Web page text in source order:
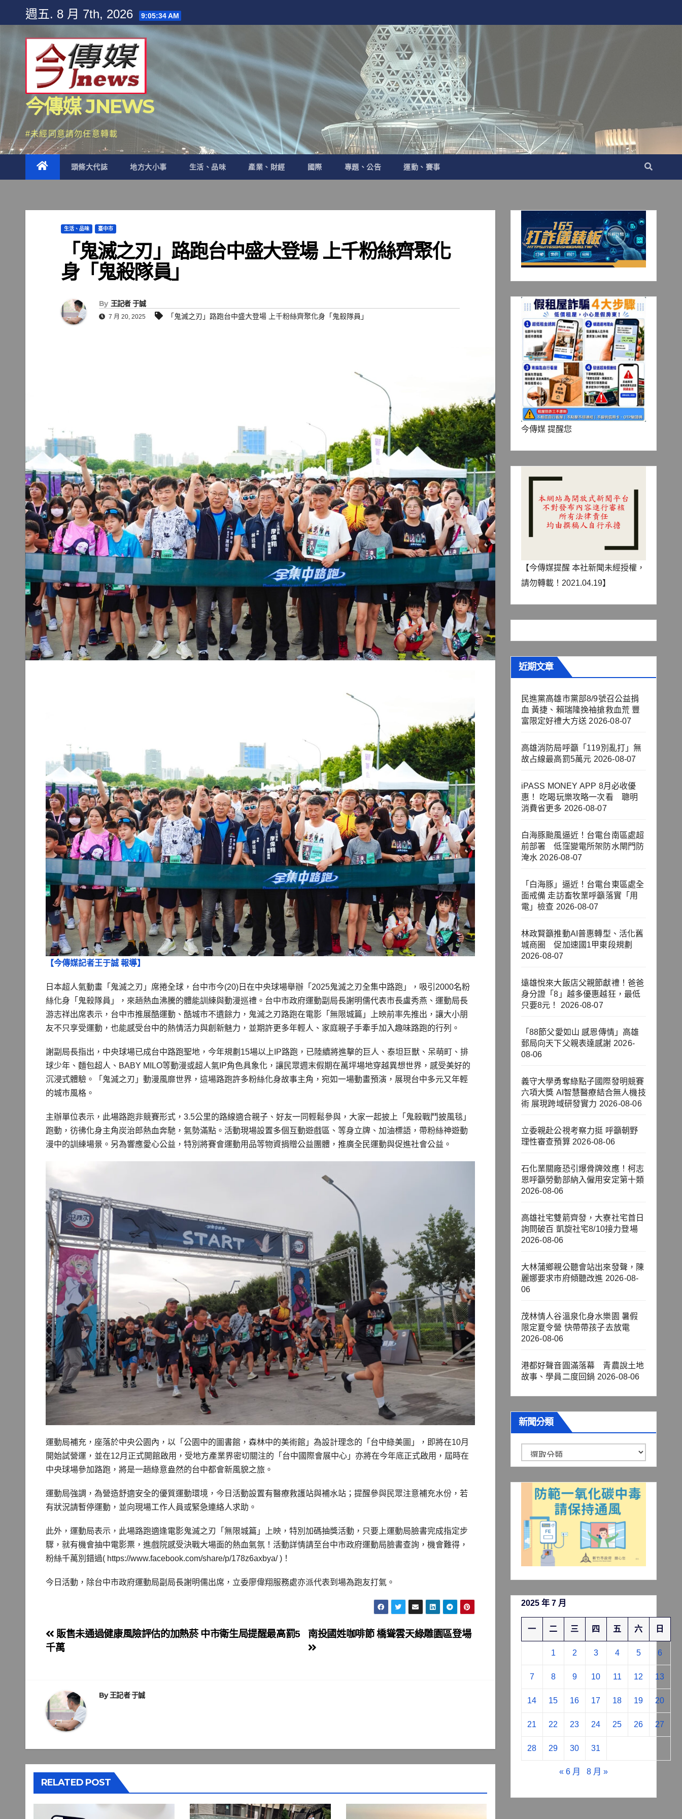
content
週五. 8 月 7th, 2026 9:05:36 AM
今傳媒 JNEWS
#未經同意請勿任意轉載
頭條大代誌 地方大小事 生活、品味 產業、財經 國際 專題、公告 運動、賽事
生活、品味 臺中市
「鬼滅之刃」路跑台中盛大登場 上千粉絲齊聚化
身「鬼殺隊員」
By 王記者 于誠
7 月 20, 2025 「鬼滅之刃」路跑台中盛大登場 上千粉絲齊聚化身「鬼殺隊員」
【今傳媒記者王于誠 報導】
日本超人氣動畫「鬼滅之刃」席捲全球，台中市今(20)日在中央球場舉辦「2025鬼滅之刃全集中路跑」，吸引2000名粉
絲化身「鬼殺隊員」，來趟熱血沸騰的體能訓練與動漫巡禮。台中市政府運動副局長謝明儒代表市長盧秀燕、運動局長
游志祥出席表示，台中市推展酷運動、酷城市不遺餘力，鬼滅之刃路跑在電影「無限城篇」上映前率先推出，讓大小朋
友不只享受運動，也能感受台中的熱情活力與創新魅力，並期許更多年輕人、家庭親子手牽手加入趣味路跑的行列。
謝副局長指出，中央球場已成台中路跑聖地，今年規劃15場以上IP路跑，已陸續將進擊的巨人、泰坦巨獸、呆萌町、排
球少年、麵包超人、BABY MILO等動漫或超人氣IP角色具象化，讓民眾週末假期在萬坪場地穿越異想世界，感受美好的
沉浸式體驗。「鬼滅之刃」動漫風靡世界，這場路跑許多粉絲化身故事主角，宛如一場動畫預演，展現台中多元又年輕
的城市風格。
主辦單位表示，此場路跑非競賽形式，3.5公里的路線適合親子、好友一同輕鬆參與，大家一起披上「鬼殺戰鬥披風毯」
跑動，彷彿化身主角炭治郎熱血奔馳，氣勢滿點。活動現場設置多個互動遊戲區、等身立牌、加油標語，帶粉絲神遊動
漫中的訓練場景。另為響應愛心公益，特別將賽會運動用品等物資捐贈公益團體，推廣全民運動與促進社會公益。
運動局補充，座落於中央公園內，以「公園中的圖書館，森林中的美術館」為設計理念的「台中綠美圖」，即將在10月
開始試營運，並在12月正式開館啟用，受地方產業界密切關注的「台中國際會展中心」亦將在今年底正式啟用，屆時在
中央球場參加路跑，將是一趟綠意盎然的台中都會新風貌之旅。
運動局強調，為營造舒適安全的優質運動環境，今日活動設置有醫療救護站與補水站；提醒參與民眾注意補充水份，若
有狀況請暫停運動，並向現場工作人員或緊急連絡人求助。
此外，運動局表示，此場路跑適逢電影鬼滅之刃「無限城篇」上映，特別加碼抽獎活動，只要上運動局臉書完成指定步
驟，就有機會抽中電影票，進戲院感受決戰大場面的熱血氣氛！活動詳情請至台中市政府運動局臉書查詢，機會難得，
粉絲千萬別錯過( https://www.facebook.com/share/p/178z6axbya/ )！
今日活動，除台中市政府運動局副局長謝明儒出席，立委廖偉翔服務處亦派代表到場為跑友打氣。
文
章
覽
南投國姓咖啡節 橋聳雲天綠雕園區登場
販售未通過健康風險評估的加熱菸 中市衛生局提醒最高罰5
千萬
By王記者 于誠
RELATED POST
今傳媒 提醒您
【今傳媒提醒 本社新聞未經授權，
請勿轉載！2021.04.19】
近期文章
民進黨高雄市黨部8/9號召公益捐
血 黃捷、賴瑞隆挽袖搶救血荒 豐
富限定好禮大方送 2026-08-07
高雄消防局呼籲「119別亂打」無
故占線最高罰5萬元 2026-08-07
iPASS MONEY APP 8月必收優
惠！ 吃喝玩樂攻略一次看 聰明
消費省更多 2026-08-07
白海豚颱風逼近！台電台南區處超
前部署 低窪變電所架防水閘門防
淹水 2026-08-07
「白海豚」逼近！台電台東區處全
面戒備 走訪畜牧業呼籲落實「用
電」檢查 2026-08-07
林政賢籲推動AI普惠轉型、活化舊
城商圈 促加速國1甲東段規劃
2026-08-07
遠雄悅來大飯店父親節獻禮！爸爸
身分證「8」越多優惠越狂，最低
只要8元！
2026-08-07
「88節父愛如山 感恩傳情」高雄
郵局向天下父親表達感謝 2026-
08-06
義守大學勇奪綠點子國際發明競賽
六項大獎 AI智慧醫療結合無人機技
術 展現跨域研發實力 2026-08-06
立委親赴公視考察力挺 呼籲朝野
理性審查預算 2026-08-06
石化業關廠恐引爆骨牌效應！柯志
恩呼籲勞動部納入僱用安定第十類
2026-08-06
高雄社宅雙箭齊發，大寮社宅首日
詢問破百 凱旋社宅8/10接力登場
2026-08-06
大林蒲鄉親公聽會站出來發聲，陳
麗娜要求市府傾聽改進 2026-08-
06
茂林情人谷溫泉化身水樂園 暑假
限定夏令營 快帶帶孩子去放電
2026-08-06
港都好聲音圓滿落幕 青農說土地
故事、學員二度回鍋 2026-08-06
新聞分類
聞
分
2025 年 7 月
一 二 三 四 五 六 日
1 2 3 4 5 6
7 8 9 10 11 12 13
14 15 16 17 18 19 20
21 22 23 24 25 26 27
28 29 30 31
« 6 月 8 月 »